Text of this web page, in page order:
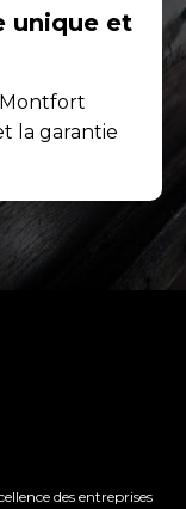
unique et
Montfort
la garantie
des entreprises